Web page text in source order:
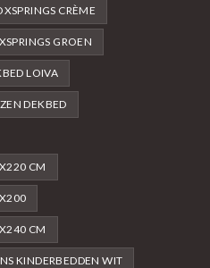
CRÈME
GROEN
LOIVA
DEKBED
CM
CM
KINDERBEDDEN WIT